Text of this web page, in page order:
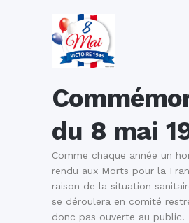
du 8 mai
Comme chaque année un
rendu aux Morts pour la
raison de la situation
se déroulera en comité
donc pas ouverte au public.